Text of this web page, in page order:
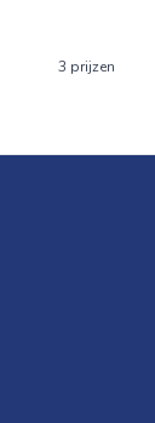
3 prijzen